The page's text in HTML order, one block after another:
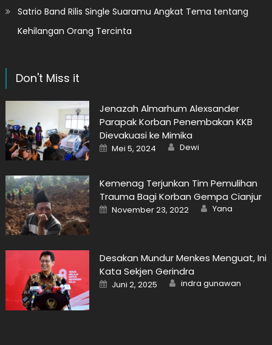
Satrio Band Rilis Single Suaramu Angkat Tema tentang
Kehilangan Orang Tercinta
Don't Miss it
Jenazah Almarhum Alexsander
Parapak Korban Penembakan KKB
Dievakuasi ke Mimika
Posted
on
Mei 5, 2024 Author
Dewi
Kemenag Terjunkan Tim Pemulihan
Trauma Bagi Korban Gempa Cianjur
Posted
on
November 23, 2022 Author
Yana
Desakan Mundur Menkes Menguat, Ini
Kata Sekjen Gerindra
Posted
on
Juni 2, 2025 Author
indra gunawan